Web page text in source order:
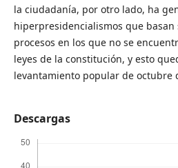
la ciudadanía, por otro lado, ha
hiperpresidencialismos que
procesos en los que no se
leyes de la constitución, y esto
levantamiento popular de octubre
Descargas